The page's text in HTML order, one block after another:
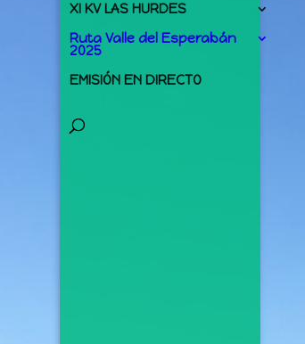
XI KV LAS HURDES
Ruta Valle del Esperabán
2025
EMISIÓN EN DIRECTO